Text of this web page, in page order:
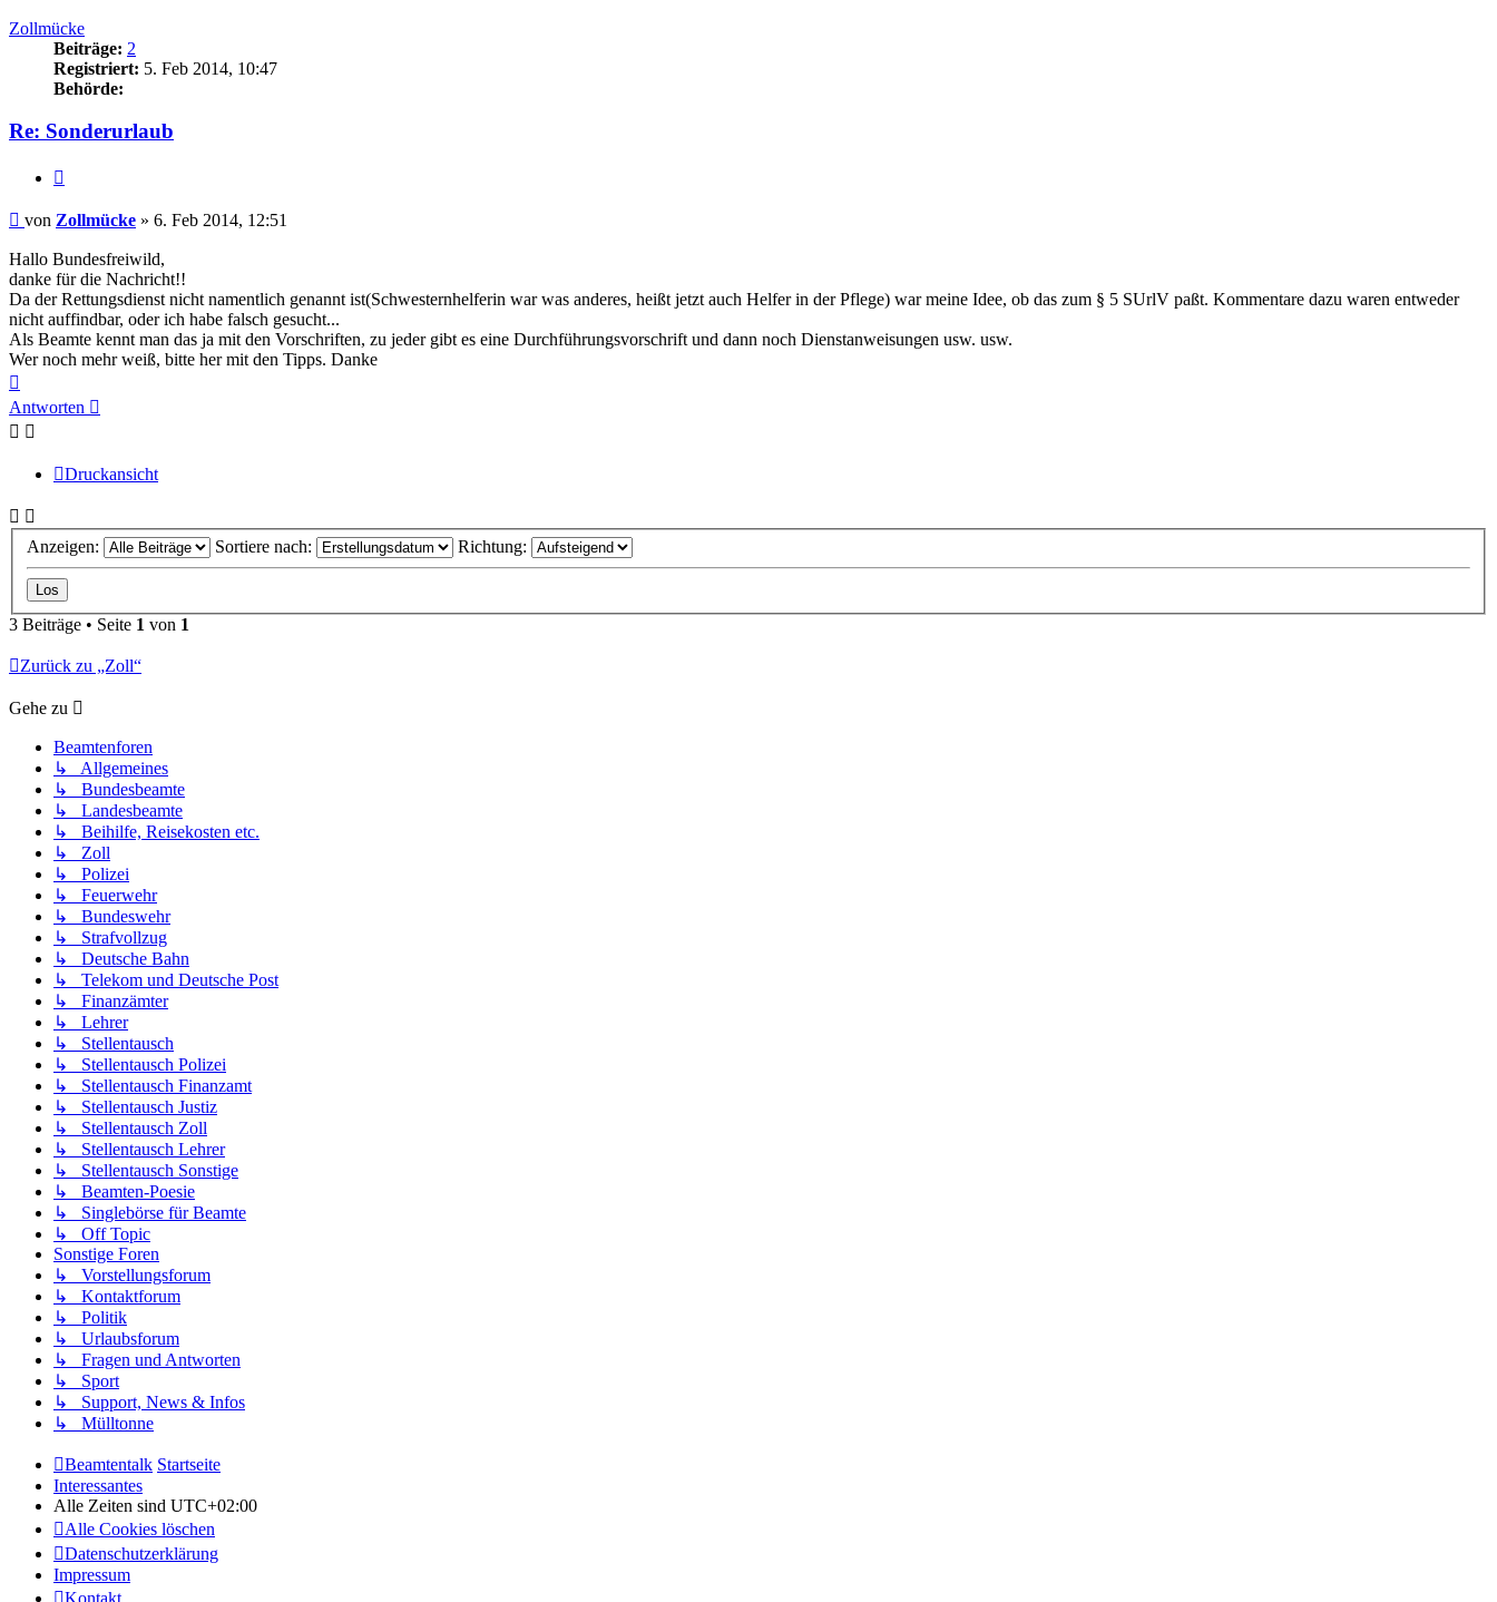
Zollmücke
Beiträge: 2
Registriert: 5. Feb 2014, 10:47
Behörde:
Re: Sonderurlaub
Beitrag
von Zollmücke » 6. Feb 2014, 12:51
Hallo Bundesfreiwild,
danke für die Nachricht!!
Da der Rettungsdienst nicht namentlich genannt ist(Schwesternhelferin war was anderes, heißt jetzt auch Helfer in der Pflege) war meine Idee, ob das zum § 5 SUrlV paßt. Kommentare dazu waren entweder
nicht auffindbar, oder ich habe falsch gesucht...
Als Beamte kennt man das ja mit den Vorschriften, zu jeder gibt es eine Durchführungsvorschrift und dann noch Dienstanweisungen usw. usw.
Wer noch mehr weiß, bitte her mit den Tipps. Danke
oben
Antworten
Druckansicht
Anzeigen: Sortiere nach: Richtung:
3 Beiträge • Seite 1 von 1
Zurück zu „Zoll“
Gehe zu
Beamtenforen
↳ Allgemeines
↳ Bundesbeamte
↳ Landesbeamte
↳ Beihilfe, Reisekosten etc.
↳ Zoll
↳ Polizei
↳ Feuerwehr
↳ Bundeswehr
↳ Strafvollzug
↳ Deutsche Bahn
↳ Telekom und Deutsche Post
↳ Finanzämter
↳ Lehrer
↳ Stellentausch
↳ Stellentausch Polizei
↳ Stellentausch Finanzamt
↳ Stellentausch Justiz
↳ Stellentausch Zoll
↳ Stellentausch Lehrer
↳ Stellentausch Sonstige
↳ Beamten-Poesie
↳ Singlebörse für Beamte
↳ Off Topic
Sonstige Foren
↳ Vorstellungsforum
↳ Kontaktforum
↳ Politik
↳ Urlaubsforum
↳ Fragen und Antworten
↳ Sport
↳ Support, News & Infos
↳ Mülltonne
Beamtentalk Startseite
Interessantes
Alle Zeiten sind UTC+02:00
Alle Cookies löschen
Datenschutzerklärung
Impressum
Kontakt